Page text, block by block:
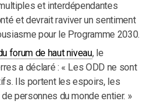
et interdépendantes
et devrait raviver un sentiment
pour le Programme 2030.
forum de haut niveau, le
a déclaré : « Les ODD ne sont
Ils portent les espoirs, les
personnes du monde entier. »